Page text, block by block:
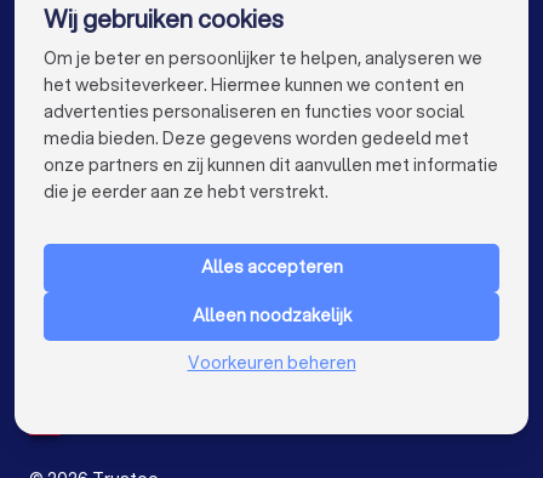
Hypotheekadviseurs in Amsterdam
Hypotheekadviseurs in Rotterdam
Hypotheekadviseurs in Den Haag
Hypotheekadviseurs in Utrecht
Hypotheekadviseurs in Tilburg
Hypotheekadviseurs in Groningen
Hypotheekadviseurs in Almere
VOOR PARTICULIEREN keyboard_arrow_down
Nederland
Wij gebruiken cookies
Om je beter en persoonlijker te helpen, analyseren we
het websiteverkeer. Hiermee kunnen we content en
advertenties personaliseren en functies voor social
media bieden. Deze gegevens worden gedeeld met
onze partners en zij kunnen dit aanvullen met informatie
die je eerder aan ze hebt verstrekt.
Alles accepteren
Alleen noodzakelijk
Voorkeuren beheren